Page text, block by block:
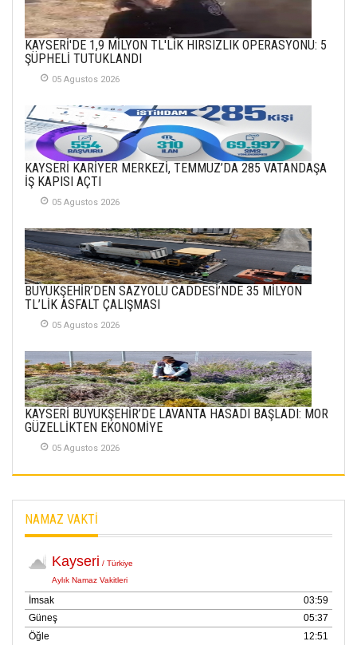
METİN ERTEM
SEMRA ŞAHİN
KENDİNE UYANMAK
30 Temmuz 2026
İlgi Alanlarımız ve Biz
02 Ekim 2025
SABAHATTİN
SÜRMEN
01 Mayis 2026
KAYSERİ'DE 1,9 MİLYON TL'LİK HIRSIZLIK OPERASYONU: 5
ŞÜPHELİ TUTUKLANDI
05 Agustos 2026
KAYSERİ KARİYER MERKEZİ, TEMMUZ’DA 285 VATANDAŞA
İŞ KAPISI AÇTI
05 Agustos 2026
BÜYÜKŞEHİR’DEN SAZYOLU CADDESİ’NDE 35 MİLYON
TL’LİK ASFALT ÇALIŞMASI
05 Agustos 2026
KAYSERİ BÜYÜKŞEHİR’DE LAVANTA HASADI BAŞLADI: MOR
GÜZELLİKTEN EKONOMİYE
05 Agustos 2026
NAMAZ VAKTİ